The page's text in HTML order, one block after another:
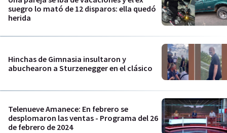
suegro lo mató de 12 disparos: ella quedó
herida
Hinchas de Gimnasia insultaron y
abuchearon a Sturzenegger en el clásico
Telenueve Amanece: En febrero se
desplomaron las ventas - Programa del 26
de febrero de 2024